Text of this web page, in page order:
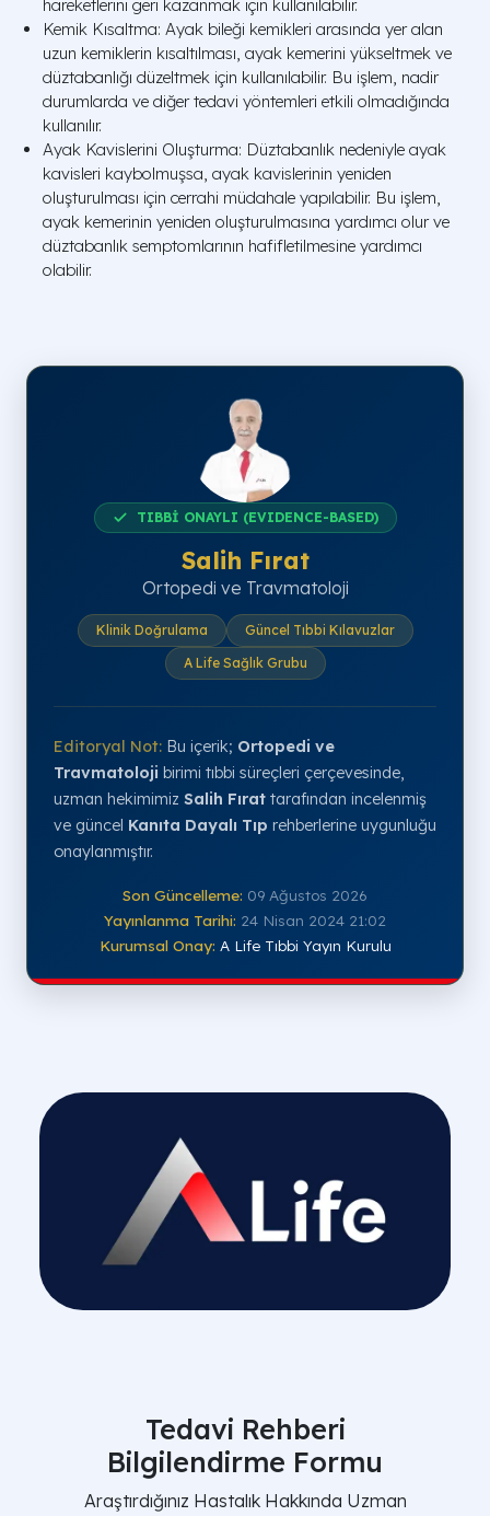
hareketlerini geri kazanmak için kullanılabilir.
Kemik Kısaltma: Ayak bileği kemikleri arasında yer alan
uzun kemiklerin kısaltılması, ayak kemerini yükseltmek ve
düztabanlığı düzeltmek için kullanılabilir. Bu işlem, nadir
durumlarda ve diğer tedavi yöntemleri etkili olmadığında
kullanılır.
Ayak Kavislerini Oluşturma: Düztabanlık nedeniyle ayak
kavisleri kaybolmuşsa, ayak kavislerinin yeniden
oluşturulması için cerrahi müdahale yapılabilir. Bu işlem,
ayak kemerinin yeniden oluşturulmasına yardımcı olur ve
düztabanlık semptomlarının hafifletilmesine yardımcı
olabilir.
TIBBİ ONAYLI (EVIDENCE-BASED)
Salih Fırat
Ortopedi ve Travmatoloji
Klinik Doğrulama
Güncel Tıbbi Kılavuzlar
A Life Sağlık Grubu
Editoryal Not: Bu içerik; Ortopedi ve
Travmatoloji birimi tıbbi süreçleri çerçevesinde,
uzman hekimimiz Salih Fırat tarafından incelenmiş
ve güncel Kanıta Dayalı Tıp rehberlerine uygunluğu
onaylanmıştır.
Son Güncelleme: 09 Ağustos 2026
Yayınlanma Tarihi: 24 Nisan 2024 21:02
Kurumsal Onay: A Life Tıbbi Yayın Kurulu
Tedavi Rehberi
Bilgilendirme Formu
Araştırdığınız Hastalık Hakkında Uzman